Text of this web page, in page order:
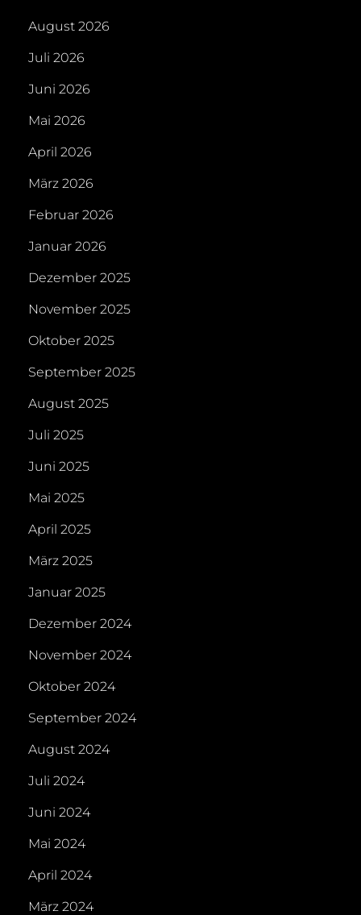
August 2026
Juli 2026
Juni 2026
Mai 2026
April 2026
März 2026
Februar 2026
Januar 2026
Dezember 2025
November 2025
Oktober 2025
September 2025
August 2025
Juli 2025
Juni 2025
Mai 2025
April 2025
März 2025
Januar 2025
Dezember 2024
November 2024
Oktober 2024
September 2024
August 2024
Juli 2024
Juni 2024
Mai 2024
April 2024
März 2024